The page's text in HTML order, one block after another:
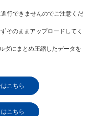
行できませんのでご注意くだ
そのままアップロードしてく
ダにまとめ圧縮したデータを
こちら
こちら